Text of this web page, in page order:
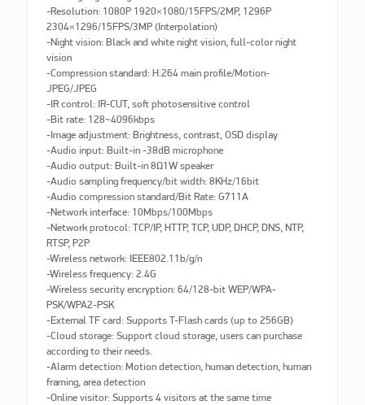
-Resolution: 1080P 1920×1080/15FPS/2MP, 1296P
2304×1296/15FPS/3MP (Interpolation)
-Night vision: Black and white night vision, full-color night
vision
-Compression standard: H.264 main profile/Motion-
JPEG/JPEG
-IR control: IR-CUT, soft photosensitive control
-Bit rate: 128~4096kbps
-Image adjustment: Brightness, contrast, OSD display
-Audio input: Built-in -38dB microphone
-Audio output: Built-in 8Ω1W speaker
-Audio sampling frequency/bit width: 8KHz/16bit
-Audio compression standard/Bit Rate: G711A
-Network interface: 10Mbps/100Mbps
-Network protocol: TCP/IP, HTTP, TCP, UDP, DHCP, DNS, NTP,
RTSP, P2P
-Wireless network: IEEE802.11b/g/n
-Wireless frequency: 2.4G
-Wireless security encryption: 64/128-bit WEP/WPA-
PSK/WPA2-PSK
-External TF card: Supports T-Flash cards (up to 256GB)
-Cloud storage: Support cloud storage, users can purchase
according to their needs.
-Alarm detection: Motion detection, human detection, human
framing, area detection
-Online visitor: Supports 4 visitors at the same time